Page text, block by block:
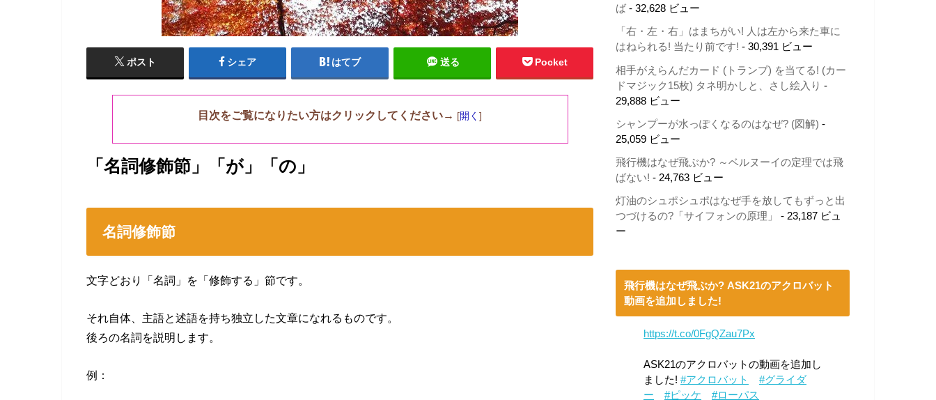
ポスト シェア はてブ 送る Pocket
目次をご覧になりたい方はクリックしてください→ [開く ]
「名詞修飾節」「が」「の」
名詞修飾節
文字どおり「名詞」を「修飾する」節です。
それ自体、主語と述語を持ち独立した文章になれるものです。
後ろの名詞を説明します。
例：
ば - 32,628 ビュー
「右・左・右」はまちがい! 人は左から来た車に
はねられる! 当たり前です! - 30,391 ビュー
相手がえらんだカード (トランプ) を当てる! (カー
ドマジック15枚) タネ明かしと、さし絵入り -
29,888 ビュー
シャンプーが水っぽくなるのはなぜ? (図解) -
25,059 ビュー
飛行機はなぜ飛ぶか? ～ベルヌーイの定理では飛
ばない! - 24,763 ビュー
灯油のシュポシュポはなぜ手を放してもずっと出
つづけるの?「サイフォンの原理」
- 23,187 ビュ
ー
飛行機はなぜ飛ぶか? ASK21のアクロバット
動画を追加しました!
https://t.co/0FgQZau7Px
ASK21のアクロバットの動画を追加し
ました! #アクロバット
#グライダ
ー
#ピッケ
#ローパス